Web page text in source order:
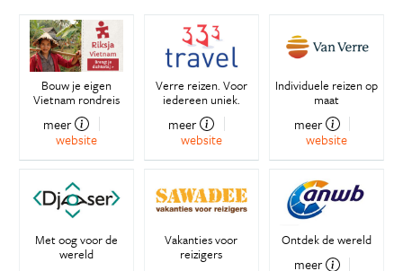
Bouw je eigen
Vietnam rondreis
meer
website
Verre reizen. Voor
iedereen uniek.
meer
website
Individuele reizen op
maat
meer
website
Met oog voor de
wereld
Vakanties voor
reizigers
Ontdek de wereld
meer